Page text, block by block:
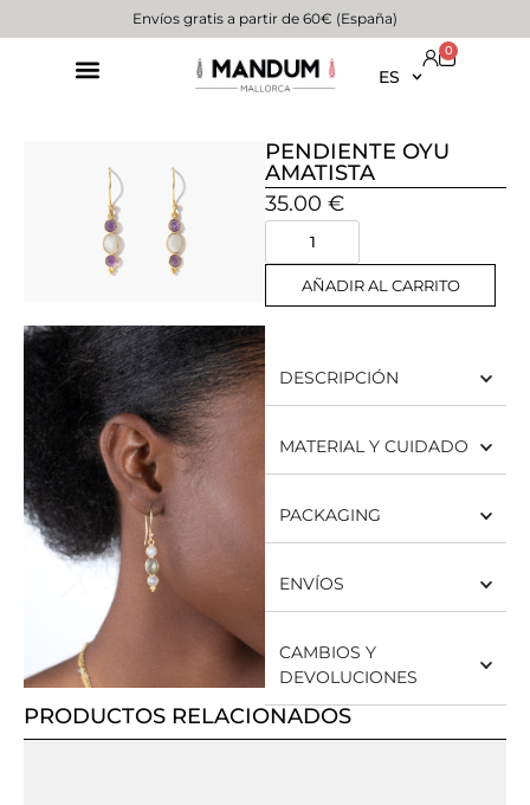
Envíos gratis a partir de 60€ (España)
ES
0
PENDIENTE OYU
AMATISTA
35.00 €
AÑADIR AL CARRITO
DESCRIPCIÓN
MATERIAL Y CUIDADO
PACKAGING
ENVÍOS
CAMBIOS Y
DEVOLUCIONES
PRODUCTOS RELACIONADOS